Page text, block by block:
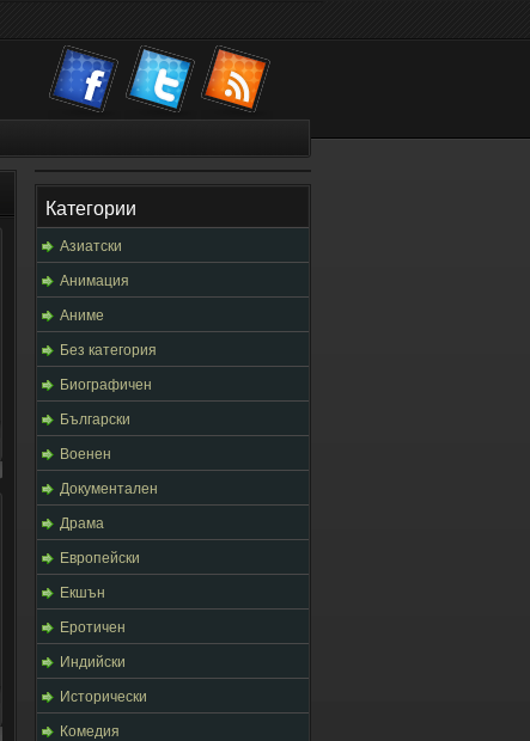
Категории
Азиатски
Анимация
Аниме
Без категория
Биографичен
Български
Военен
Документален
Драма
Европейски
Екшън
Еротичен
Индийски
Исторически
Комедия